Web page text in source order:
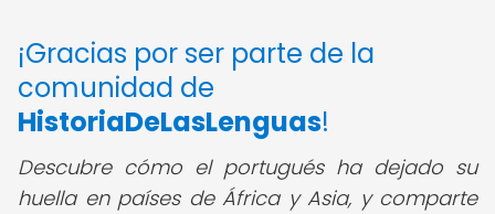
¡Gracias por ser parte de la
comunidad de
HistoriaDeLasLenguas!
Descubre cómo el portugués ha dejado su
huella en países de África y Asia, y comparte